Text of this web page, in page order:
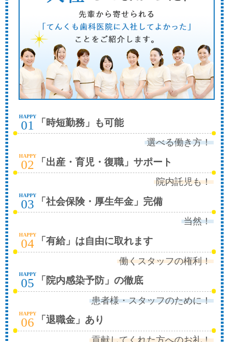
HAPPY
01 「時短勤務」も可能
選べる働き方！
HAPPY
02 「出産・育児・復職」サポート
院内託児も！
HAPPY
03 「社会保険・厚生年金」完備
当然！
HAPPY
04 「有給」は自由に取れます
働くスタッフの権利！
HAPPY
05 「院内感染予防」の徹底
患者様・スタッフのために！
HAPPY
06 「退職金」あり
貢献してくれた方へのお礼！